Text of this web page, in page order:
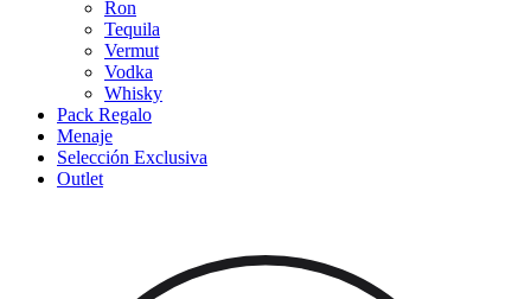
Ron
Tequila
Vermut
Vodka
Whisky
Pack Regalo
Menaje
Selección Exclusiva
Outlet